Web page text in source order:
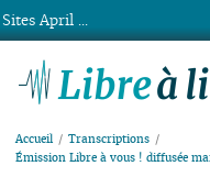
Accueil
Transcriptions
Émission Libre à vous ! diffusée
Sites April ...